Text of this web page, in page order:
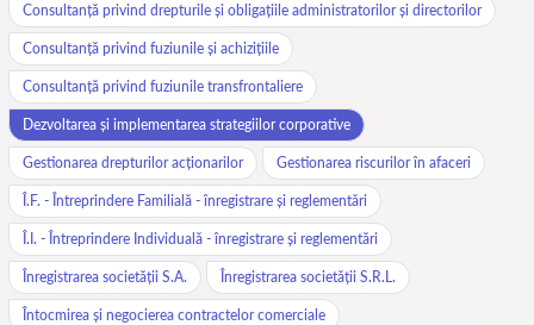
Consultanță privind drepturile și obligațiile administratorilor și directorilor
Consultanță privind fuziunile și achizițiile
Consultanță privind fuziunile transfrontaliere
Dezvoltarea și implementarea strategiilor corporative
Gestionarea drepturilor acționarilor Gestionarea riscurilor în afaceri
Î.F. - Întreprindere Familială - înregistrare și reglementări
Î.I. - Întreprindere Individuală - înregistrare și reglementări
Înregistrarea societății S.A. Înregistrarea societății S.R.L.
Întocmirea și negocierea contractelor comerciale